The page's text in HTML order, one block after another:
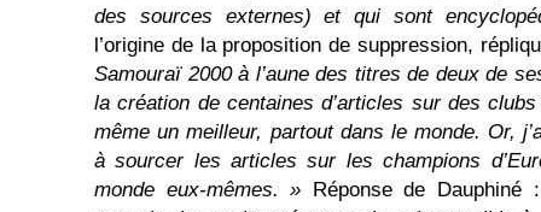
des sources externes) et qui sont
l’origine de la proposition de suppression,
Samouraï 2000 à l’aune des titres de deux de
la création de centaines d’articles sur des
même un meilleur, partout dans le monde. Or,
à sourcer les articles sur les champions
monde eux-mêmes. » Réponse de